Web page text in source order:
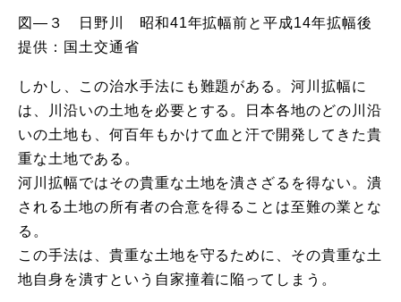
図―３ 日野川 昭和41年拡幅前と平成14年拡幅後
提供：国土交通省
しかし、この治水手法にも難題がある。河川拡幅に
は、川沿いの土地を必要とする。日本各地のどの川沿
いの土地も、何百年もかけて血と汗で開発してきた貴
重な土地である。
河川拡幅ではその貴重な土地を潰さざるを得ない。潰
される土地の所有者の合意を得ることは至難の業とな
る。
この手法は、貴重な土地を守るために、その貴重な土
地自身を潰すという自家撞着に陥ってしまう。